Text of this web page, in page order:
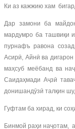
Ки аз кажжию хам
Дар замони ба
мардумро ба ташвиқи
пурнафъ равона
Асирӣ, Айнӣ ва
маҳсуб меёбанд ва
Саидаҳмади Аҷзӣ
донишандӯзӣ талқин
Гуфтам ба хирад, ки
Бинмой раҳи наҷотам,